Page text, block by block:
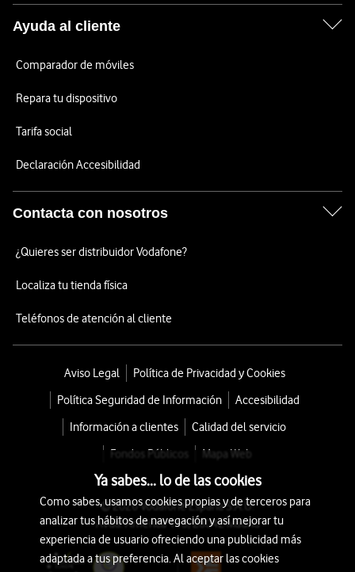
Ayuda al cliente
Comparador de móviles
Repara tu dispositivo
Tarifa social
Declaración Accesibilidad
Contacta con nosotros
¿Quieres ser distribuidor Vodafone?
Localiza tu tienda física
Teléfonos de atención al cliente
Aviso Legal
Política de Privacidad y Cookies
Política Seguridad de Información
Accesibilidad
Información a clientes
Calidad del servicio
Fondos Públicos
Mapa Web
© 2026 Vodafone España S.A.U.
Avda. América 115, 28042 Madrid
Ya sabes... lo de las cookies
Como sabes, usamos cookies propias y de terceros para
analizar tus hábitos de navegación y así mejorar tu
experiencia de usuario ofreciendo una publicidad más
adaptada a tus preferencia. Al aceptar las cookies